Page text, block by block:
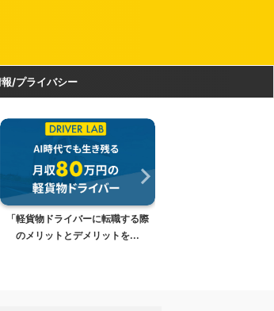
/プライバシー
軽貨物ドライバーとして東京で成
功するために必要なスキル...